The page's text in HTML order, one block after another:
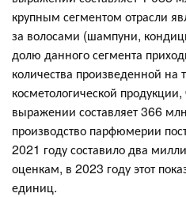
крупным сегментом отрасли
за волосами (шампуни,
долю данного сегмента
количества произведенной на
косметологической
выражении составляет 366
производство парфюмерии
2021 году составило два
оценкам, в 2023 году этот
единиц.